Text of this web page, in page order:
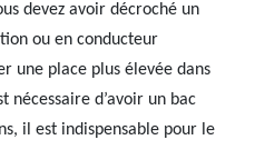
devez avoir décroché un
ou en conducteur
une place plus élevée dans
nécessaire d’avoir un bac
il est indispensable pour le